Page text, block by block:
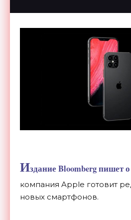
Издание Bloomberg пишет о
компания Apple готовит
новых смартфонов.